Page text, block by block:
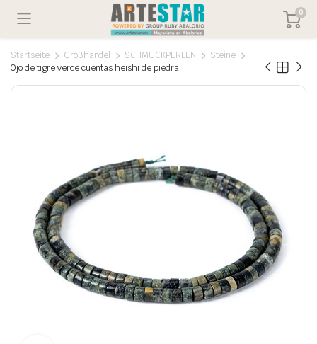
0
Startseite Großhandel SCHMUCKPERLEN
Steine
Ojo de tigre verde cuentas heishi de piedra